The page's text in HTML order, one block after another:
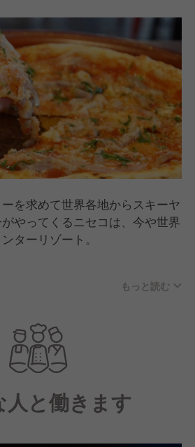
を求めて世界各地からスキーヤ
やってくるニセコは、今や世界
ターリゾート。
を生かした本格ナポリピッツァを
もっと読む
人と働きます